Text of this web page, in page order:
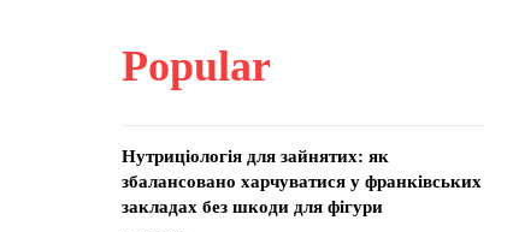
Popular
Нутриціологія для зайнятих: як
збалансовано харчуватися у франківських
закладах без шкоди для фігури